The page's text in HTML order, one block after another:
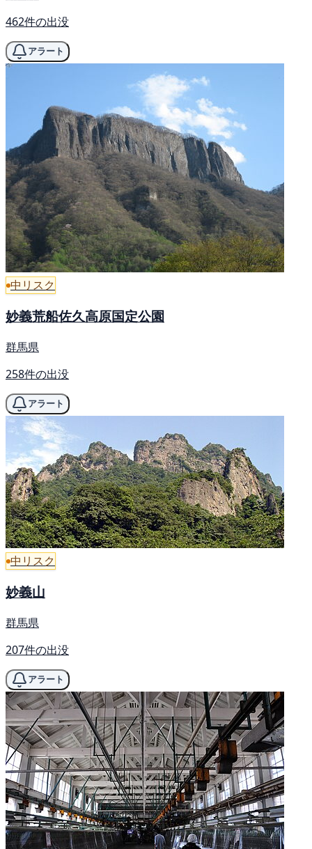
462件の出没
アラート
中リスク
妙義荒船佐久高原国定公園
群馬県
258件の出没
アラート
中リスク
妙義山
群馬県
207件の出没
アラート